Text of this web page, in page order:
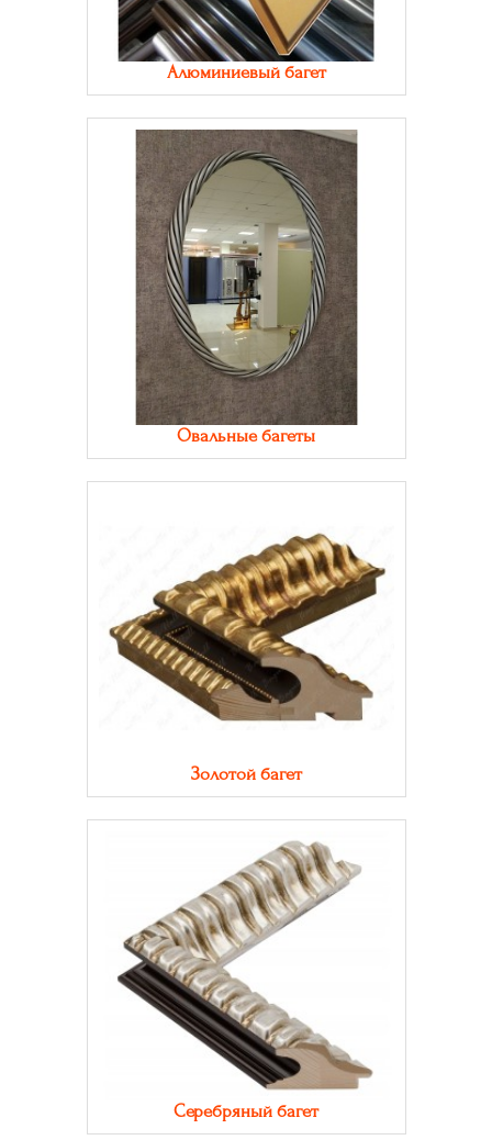
Алюминиевый багет
Овальные багеты
Золотой багет
Серебряный багет